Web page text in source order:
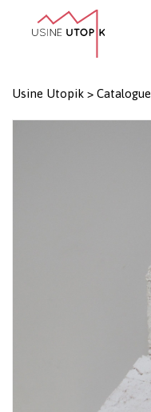
Panier
Usine Utopik > Catalogue